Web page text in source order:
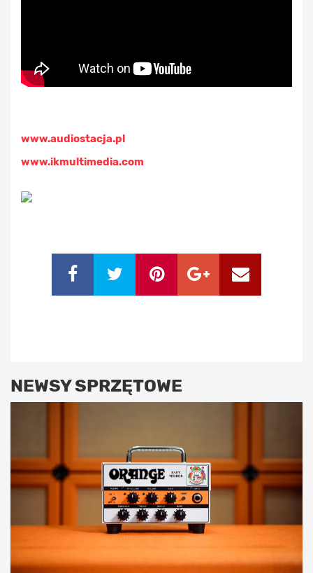
www.audiostacja.pl
www.ikmultimedia.com
NEWSY SPRZĘTOWE